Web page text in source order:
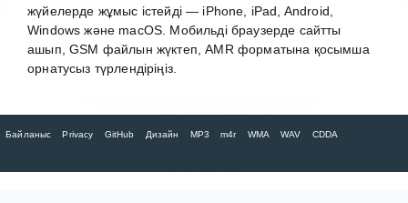
жүйелерде жұмыс істейді — iPhone, iPad, Android,
Windows және macOS. Мобильді браузерде сайтты
ашып, GSM файлын жүктеп, AMR форматына қосымша
орнатусыз түрлендіріңіз.
Байланыс Privacy GitHub Дизайн MP3 m4r WMA WAV CDDA